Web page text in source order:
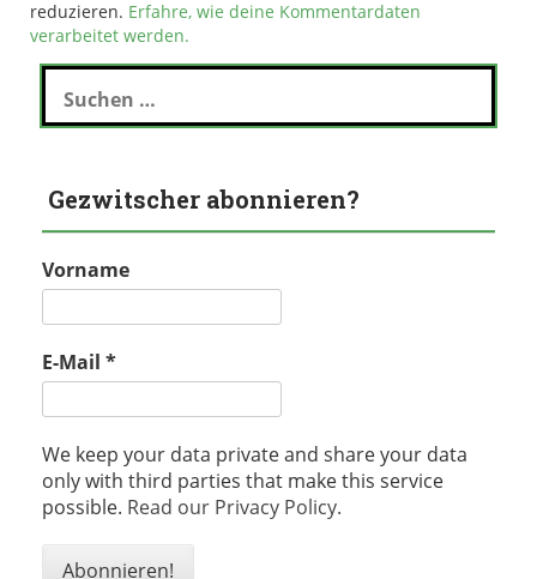
reduzieren. Erfahre, wie deine Kommentardaten
verarbeitet werden.
Suchen
nach:
Gezwitscher abonnieren?
Vorname
E-Mail *
We keep your data private and share your data
only with third parties that make this service
possible. Read our Privacy Policy.